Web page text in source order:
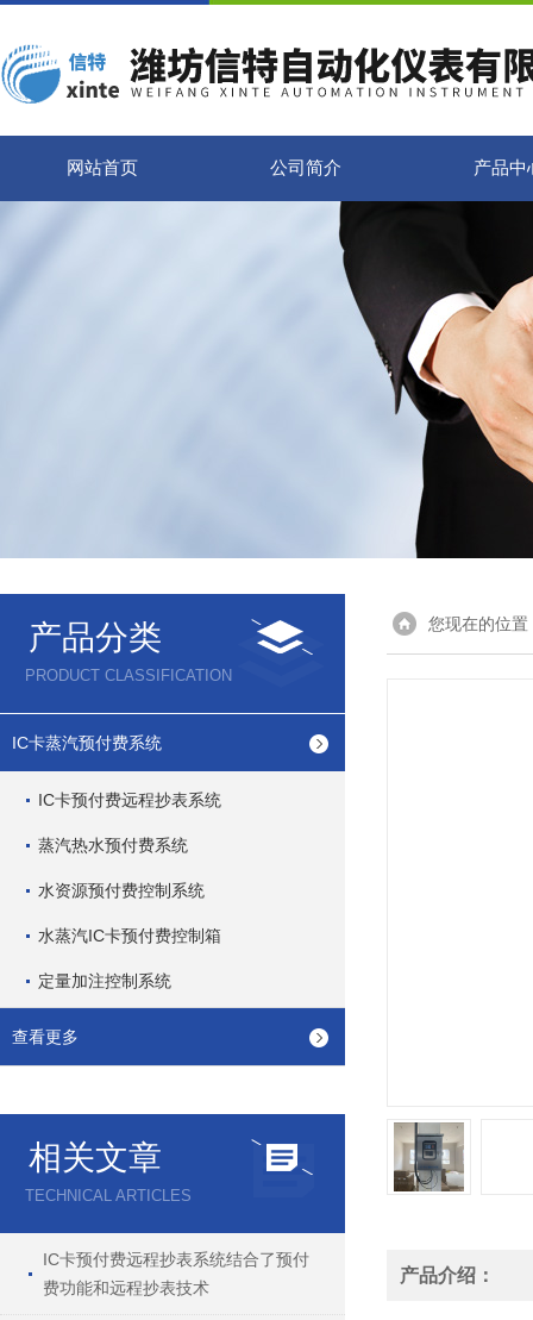
网站首页 公司简介 产品中
产品分类
PRODUCT CLASSIFICATION
IC卡蒸汽预付费系统
IC卡预付费远程抄表系统
蒸汽热水预付费系统
水资源预付费控制系统
水蒸汽IC卡预付费控制箱
定量加注控制系统
查看更多
相关文章
TECHNICAL ARTICLES
IC卡预付费远程抄表系统结合了预付
费功能和远程抄表技术
您现在的位置
产品介绍：